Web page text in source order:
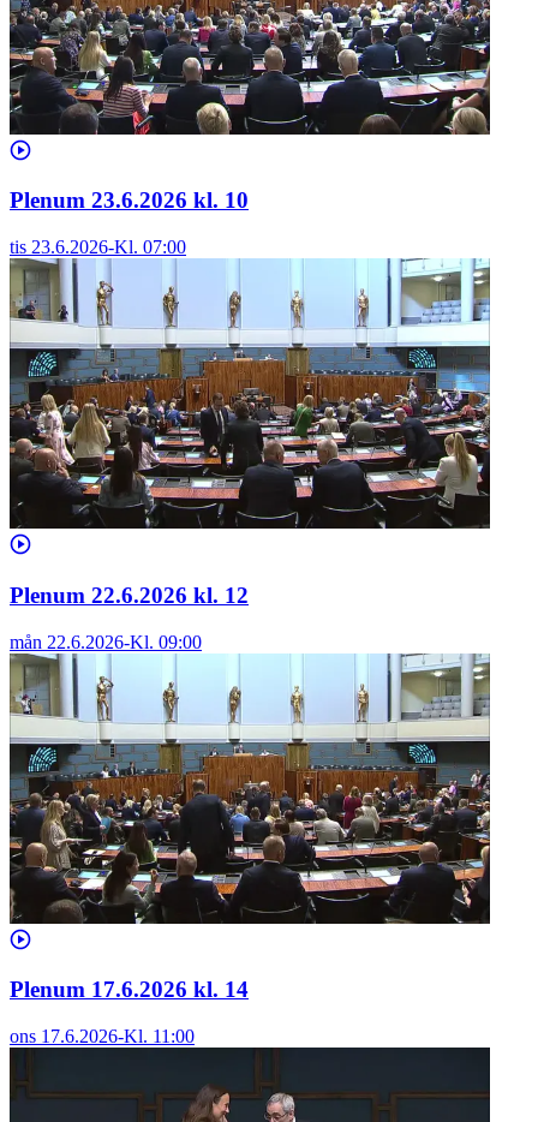
Plenum 23.6.2026 kl. 10
tis 23.6.2026-Kl. 07:00
Plenum 22.6.2026 kl. 12
mån 22.6.2026-Kl. 09:00
Plenum 17.6.2026 kl. 14
ons 17.6.2026-Kl. 11:00